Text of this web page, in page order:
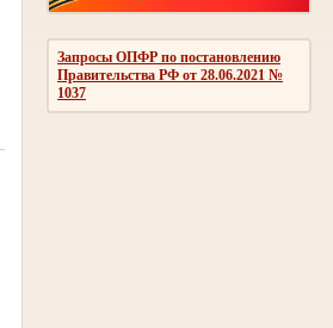
Запросы ОПФР по постановлению
Правительства РФ от 28.06.2021 №
1037